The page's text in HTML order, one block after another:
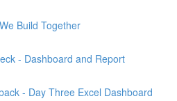
Build Together
- Dashboard and Report
- Day Three Excel Dashboard